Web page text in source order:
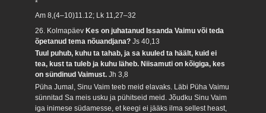
*
Am 8,(4–10)11.12; Lk 11,27–32
26. Kolmapäev Kes on juhatanud Issanda Vaimu või teda
õpetanud tema nõuandjana?Js 40,13
Tuul puhub, kuhu ta tahab, ja sa kuuled ta häält, kuid ei
tea, kust ta tuleb ja kuhu läheb. Niisamuti on kõigiga, kes
on sündinud Vaimust.Jh 3,8
Püha Jumal, Sinu Vaim teeb meid elavaks. Läbi Püha Vaimu
sünnitad Sa meis usku ja pühitseid meid. Jõudku Sinu Vaim
iga inimese südamesse, et keegi ei jääks ilma sellest heast,